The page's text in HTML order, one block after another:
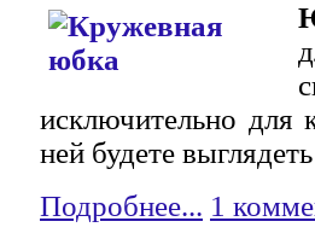
исключительно
ней будете
Подробнее... 1